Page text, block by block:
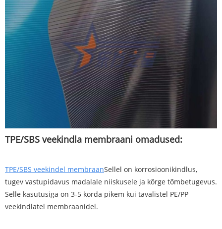
TPE/SBS veekindla membraani omadused:
TPE/SBS veekindel membraanSellel on korrosioonikindlus,
tugev vastupidavus madalale niiskusele ja kõrge tõmbetugevus.
Selle kasutusiga on 3-5 korda pikem kui tavalistel PE/PP
veekindlatel membraanidel.